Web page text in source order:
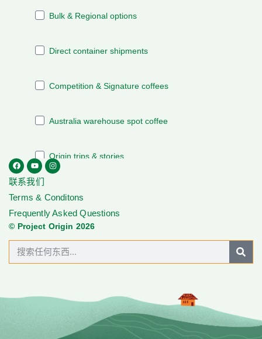
联系我们
Terms & Conditons
Frequently Asked Questions
© Project Origin 2026